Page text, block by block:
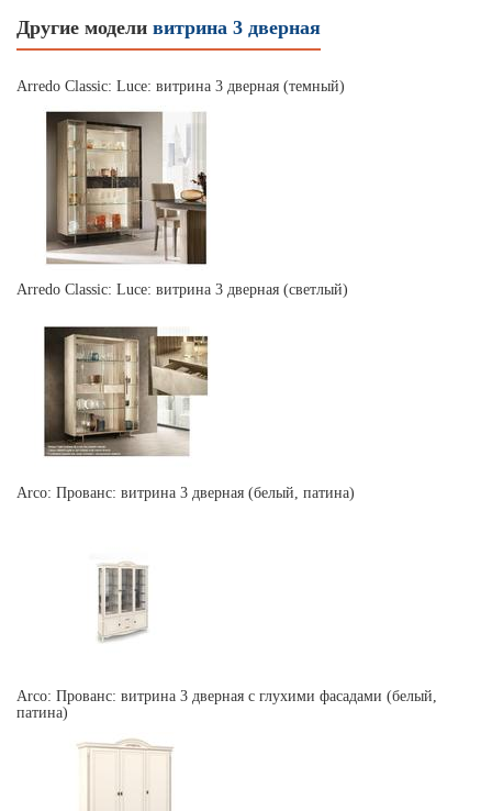
Другие модели витрина 3 дверная
Arredo Classic: Luce: витрина 3 дверная (темный)
Arredo Classic: Luce: витрина 3 дверная (светлый)
Arco: Прованс: витрина 3 дверная (белый, патина)
Arco: Прованс: витрина 3 дверная с глухими фасадами (белый,
патина)